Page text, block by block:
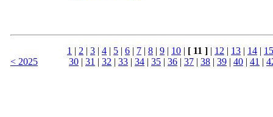
< 2025
1 | 2 | 3 | 4 | 5 | 6 | 7 | 8 | 9 | 10 | [ 11 ] | 12 | 13 | 14 | 15
30 | 31 | 32 | 33 | 34 | 35 | 36 | 37 | 38 | 39 | 40 | 41 |